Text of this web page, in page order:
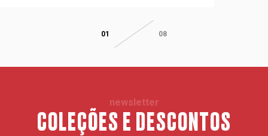
01 08
newsletter
COLEÇÕES E DESCONTOS